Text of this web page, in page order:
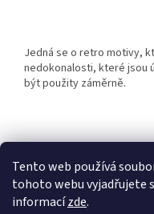
Tento web používá
tohoto webu vyjadřujete
informacízde.
Jedná se o retro motivy,
nedokonalosti, které jsou
být použity záměrně.
Z
Retro-